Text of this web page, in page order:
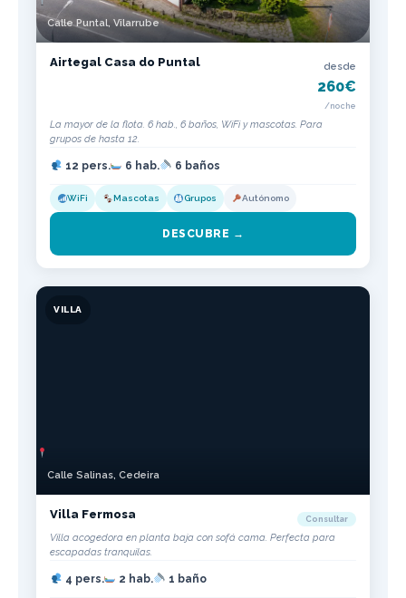
Calle Puntal, Vilarrube
Airtegal Casa do Puntal desde
260€
/noche
La mayor de la flota. 6 hab., 6 baños, WiFi y mascotas. Para
grupos de hasta 12.
12 pers. 6 hab. 6 baños
WiFi Mascotas Grupos Autónomo
DESCUBRE →
VILLA
Calle Salinas, Cedeira
Villa Fermosa Consultar
Villa acogedora en planta baja con sofá cama. Perfecta para
escapadas tranquilas.
4 pers. 2 hab. 1 baño